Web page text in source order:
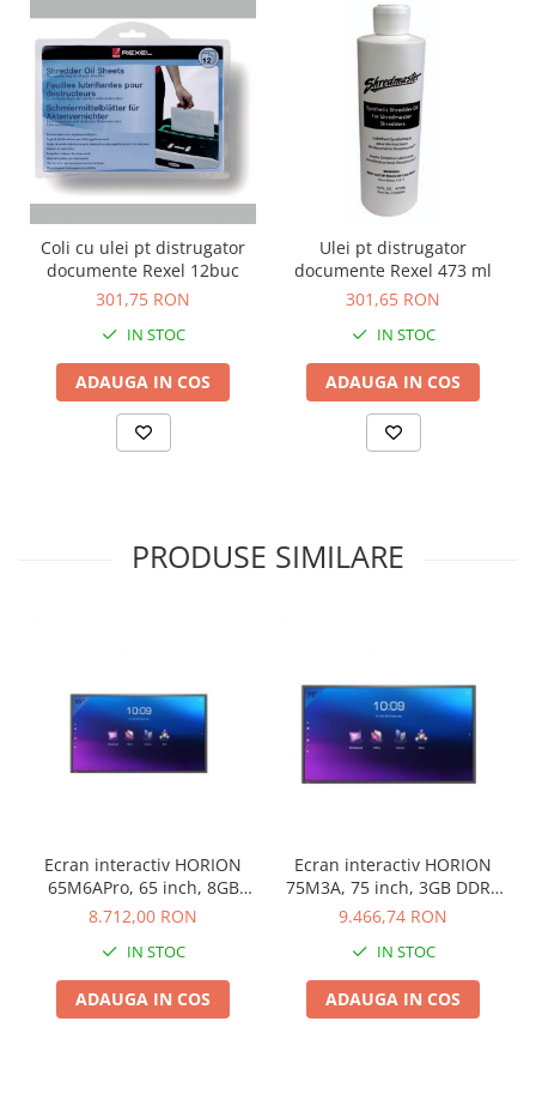
Coli cu ulei pt distrugator
documente Rexel 12buc
301,75 RON
IN STOC
ADAUGA IN COS
Ulei pt distrugator
documente Rexel 473 ml
301,65 RON
IN STOC
ADAUGA IN COS
PRODUSE SIMILARE
Ecran interactiv HORION
65M6APro, 65 inch, 8GB
DDR4 + 128GB Standard,
core A
8.712,00 RON
IN STOC
ADAUGA IN COS
Ecran interactiv HORION
75M3A, 75 inch, 3GB DDR4
+ 32GB Standard, Android
A73+A53
9.466,74 RON
IN STOC
ADAUGA IN COS